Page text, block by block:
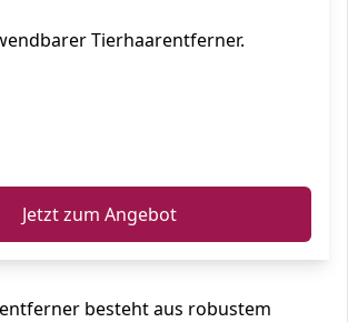
Tierhaarentferner.
Jetzt zum Angebot
besteht aus robustem